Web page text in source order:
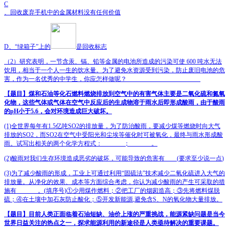
C
、回收废弃手机中的金属材料没有任何价值
D、“绿箱子”上的 是回收标志
（2）研究表明，一节含汞、镉、铅等金属的电池所造成的污染可使 600 吨水无法
饮用，相当于一个人一生的饮水量。为了避免水资源受到污染，防止废旧电池的危
害，作为一名优秀的中学生，你应怎样做呢？
【题目】 煤和石油等化石燃料燃烧排放到空气中的有害气体主要是二氧化硫和氮氧
化物，这些气体或气体在空气中反应后的生成物溶于雨水后即形成酸雨，由于酸雨
的pH小于5.6 ，会对环境造成巨大破坏。
(1)全世界每年有1.5亿吨SO2的排放量，为了防治酸雨，要减少煤等燃烧时向大气
排放的SO2 ，而SO2在空气中受阳光和尘埃等催化时可被氧化，最终与雨水形成酸
雨。试写出相关的两个化学方程式：
； 。
(2)酸雨对我们生存环境造成恶劣的破坏，可能导致的危害有 (要求至少说一点)
(3)为了减少酸雨的形成，工业上可通过利用“固硫法”技术减少二氧化硫进入大气的
排放量。从净化的效果、成本等方面综合考虑，你认为减少酸雨的产生可采取的措
施有
。 (填序号)①少用煤作燃料；②把工厂的烟囱造高；③先将燃料煤脱
硫；④在土壤中加石灰防止酸化；⑤开发新能源,避免含S、 N的氧化物大量排放。
【题目】
目前人类正面临着石油短缺、油价上涨的严重挑战，能源紧缺问题是当今
世界日益关注的热点之一，探求能源利用的新途径是人类亟待解决的重要课题。